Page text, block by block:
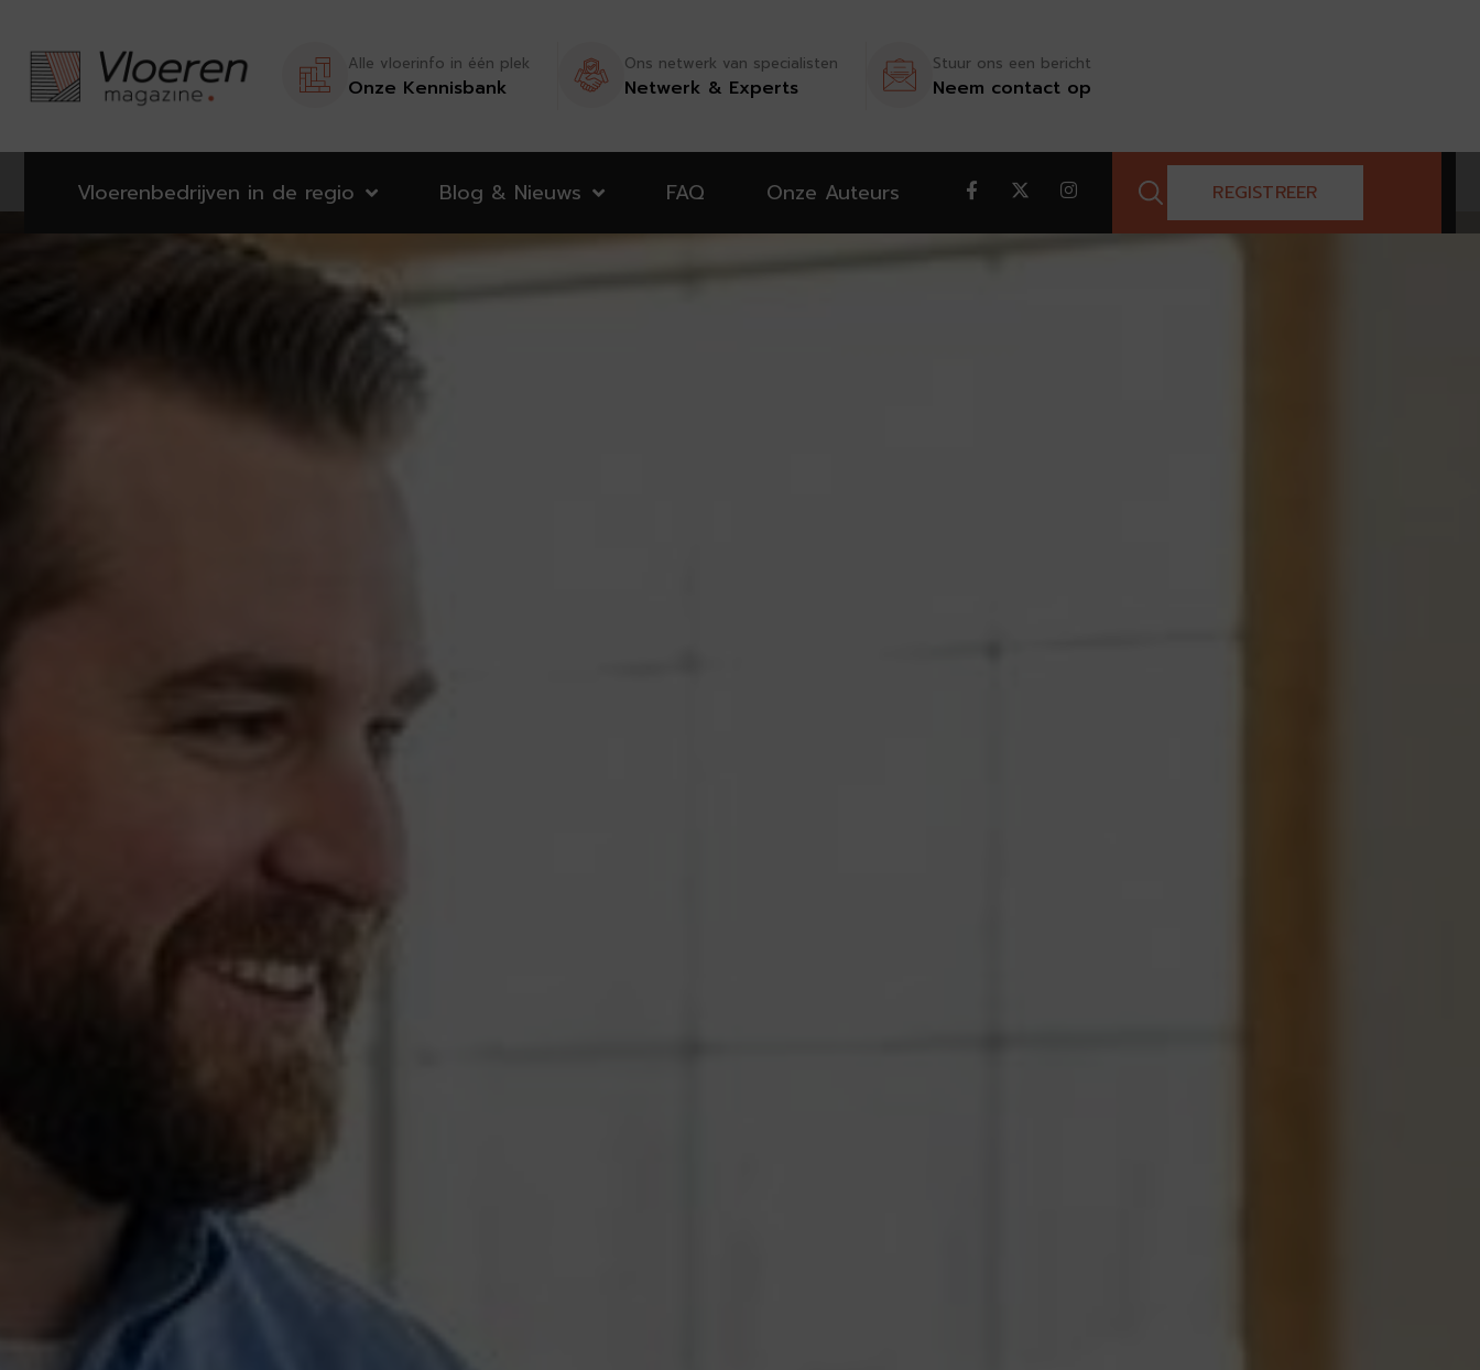
Alle vloerinfo in één plek
Onze Kennisbank
Ons netwerk van specialisten
Netwerk & Experts
Stuur ons een bericht
Neem contact op
Vloerenbedrijven in de regio Blog & Nieuws FAQ Onze Auteurs REGISTREER